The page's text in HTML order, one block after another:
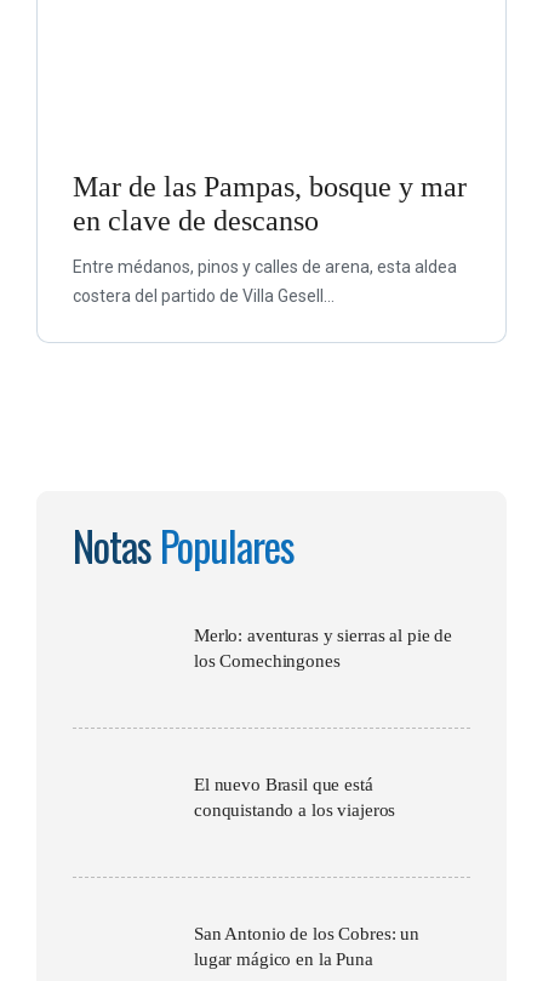
Mar de las Pampas, bosque y mar
en clave de descanso
Entre médanos, pinos y calles de arena, esta aldea
costera del partido de Villa Gesell...
NotasPopulares
Merlo: aventuras y sierras al pie de
los Comechingones
El nuevo Brasil que está
conquistando a los viajeros
San Antonio de los Cobres: un
lugar mágico en la Puna